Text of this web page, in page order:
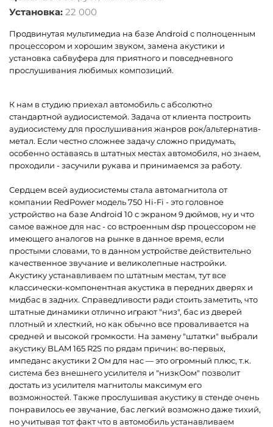
Установка: 22 000
Продвинутая мультимедиа на базе Android с полноценным
процессором и хорошим звуком, замена акустики и
установка сабвуфера для приятного и повседневного
прослушивания любимых композиций.
К нам в студию приехал автомобиль с абсолютно
стандартной аудиосистемой. Задача от клиента построить
аудиосистему для прослушивания жанров рок/альтернатив-
метал. Если честно сложнее задачу сложно придумать,
особенно оставаясь в штатных местах автомобиля, но знаем,
проходили - засучили рукава и принимаемся за работу.
Сердцем всей аудиосистемы стала автомагнитола от
компании RedPower модель 750 Hi-Fi - это головное
устройство на базе Android 10 c экраном 9 дюймов, ну и что
самое важное для нас - со встроенным dsp процессором не
имеющего аналогов на рынке в данное время, если
простыми словами, то в данном устройстве действительно
качественное звучание и великолепные настройки.
Акустику устанавливаем по штатным местам, тут все
классически-компонентная акустика в передних дверях и
мидбас в задних. Справедливости ради стоить заметить, что
штатные динамики отлично играют "низ", бас из дверей
плотный и хлесткий, но как обычно все проваливается на
средней и высокой громкости. На замену "штатки" выбрали
акустику BLAM 165 R2S по рядам причин: во-первых,
импеданс акустики 2 Ом для нас — это огромный плюс, т.к.
система без внешнего усилителя и "низкОом" позволит
достать из усилителя магнитолы максимум его
возможностей. Также прослушивая акустику в стенде очень
понравилось ее звучание, бас легкий возможно даже тихий,
но учитывая тот факт что в автомобиль устанавливаем